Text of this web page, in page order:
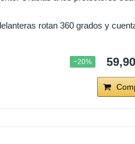
rotan 360 grados y
−20%